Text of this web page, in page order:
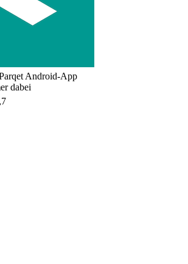
Android-App
dabei